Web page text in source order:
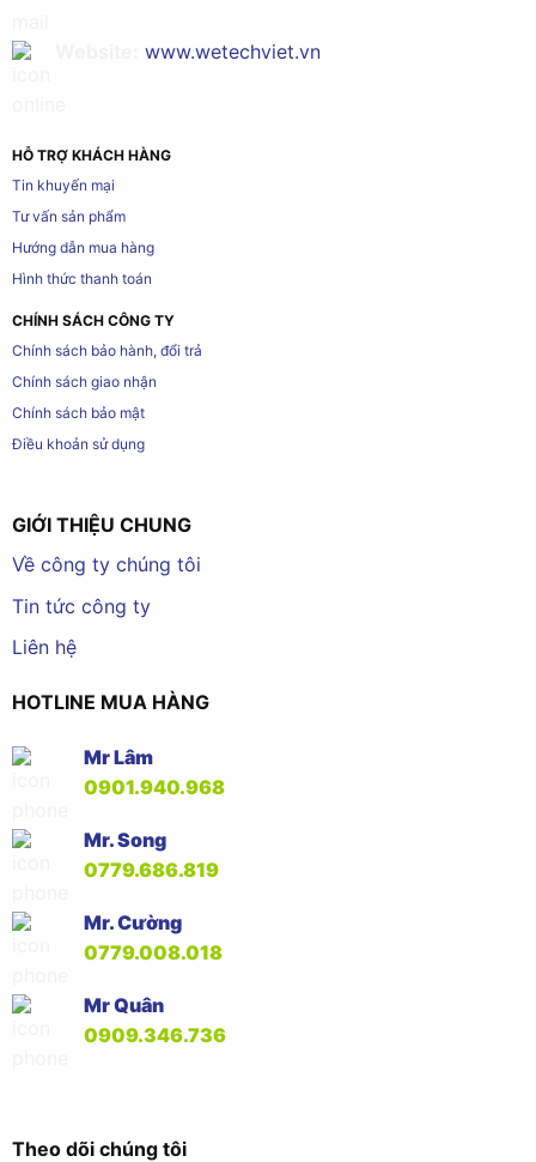
www.wetechviet.vn
HỖ TRỢ KHÁCH HÀNG
Tin khuyến mại
Tư vấn sản phẩm
Hướng dẫn mua hàng
Hình thức thanh toán
CHÍNH SÁCH CÔNG TY
Chính sách bảo hành, đổi trả
Chính sách giao nhận
Chính sách bảo mật
Điều khoản sử dụng
GIỚI THIỆU CHUNG
Về công ty chúng tôi
Tin tức công ty
Liên hệ
HOTLINE MUA HÀNG
Mr Lâm
0901.940.968
Mr. Song
0779.686.819
Mr. Cường
0779.008.018
Mr Quân
0909.346.736
Theo dõi chúng tôi